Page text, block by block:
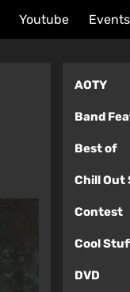
Youtube Events
AOTY
Band
Best of
Chill Out
Contest
Cool
DVD